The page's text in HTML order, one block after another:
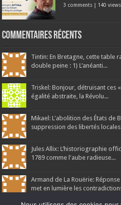
3 comments | 140 views
Commentaires récents
Tintin: En Bretagne, cette table
double peine : 1) L’anéanti...
Triskel: Bonjour, détruisant ces
égalité abstraite, la Révolu...
Mikael: L'abolition des États de
suppression des libertés
Jules Allix: L’historiographie
1789 comme l'aube radieuse...
Armand de La Rouërie:
met en lumière les